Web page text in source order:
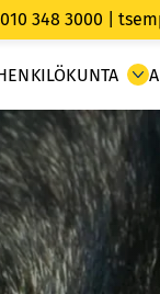
348 3000